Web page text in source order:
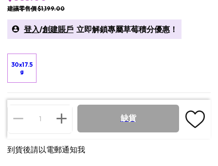
建議零售價 $1,199.00
登入/創建賬戶 立即解鎖專屬草莓積分優惠！
30x17.5
g
缺貨
到貨後請以電郵通知我